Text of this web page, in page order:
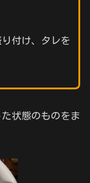
付け、タレを
状態のものをま